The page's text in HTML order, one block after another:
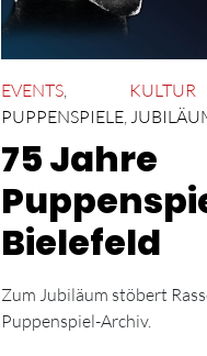
EVENTS, KULTUR
PUPPENSPIELE,
75 Jahre
Bielefeld
Zum Jubiläum stöbert
Puppenspiel-Archiv.